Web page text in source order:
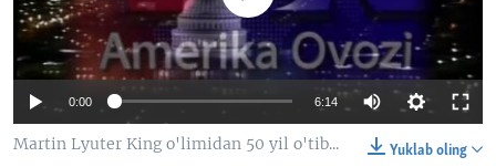
VIDEO
XABARLAR SURATLARDA
ODNOKLASSNIKI
TELEGRAM
TWITTER
Learning English
0:00 6:14
Yuklab oling
Martin Lyuter King o'limidan 50 yil o'tib...